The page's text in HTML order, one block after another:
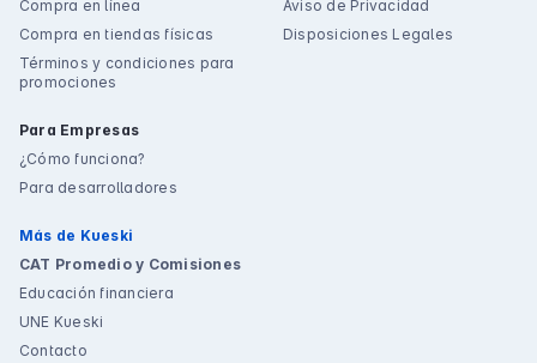
Compra en línea
Compra en tiendas físicas
Términos y condiciones para
promociones
Para Empresas
¿Cómo funciona?
Para desarrolladores
Aviso de Privacidad
Disposiciones Legales
Más de Kueski
CAT Promedio y Comisiones
Educación financiera
UNE Kueski
Contacto